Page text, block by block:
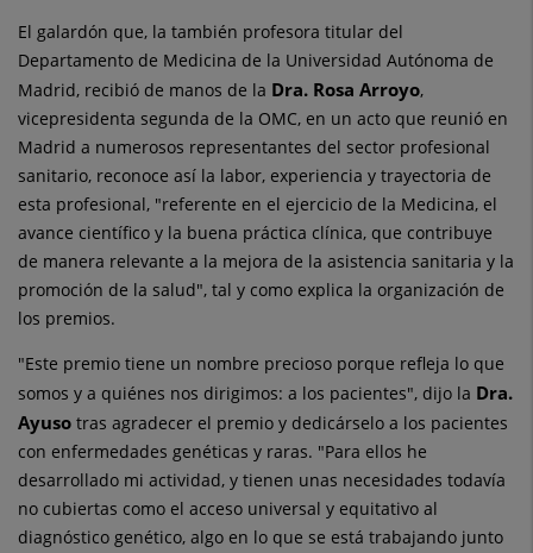
El galardón que, la también profesora titular del
Departamento de Medicina de la Universidad Autónoma de
Madrid, recibió de manos de la Dra. Rosa Arroyo,
vicepresidenta segunda de la OMC, en un acto que reunió en
Madrid a numerosos representantes del sector profesional
sanitario, reconoce así la labor, experiencia y trayectoria de
esta profesional, "referente en el ejercicio de la Medicina, el
avance científico y la buena práctica clínica, que contribuye
de manera relevante a la mejora de la asistencia sanitaria y la
promoción de la salud", tal y como explica la organización de
los premios.
"Este premio tiene un nombre precioso porque refleja lo que
somos y a quiénes nos dirigimos: a los pacientes", dijo la Dra.
Ayuso tras agradecer el premio y dedicárselo a los pacientes
con enfermedades genéticas y raras. "Para ellos he
desarrollado mi actividad, y tienen unas necesidades todavía
no cubiertas como el acceso universal y equitativo al
diagnóstico genético, algo en lo que se está trabajando junto